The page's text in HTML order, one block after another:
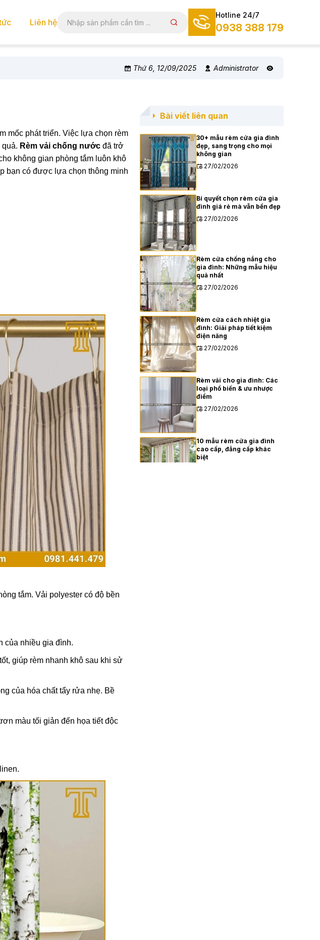
Liên hệ
Hotline 24/7
0938 388 179
Thứ 6, 12/09/2025 Administrator
mốc phát triển. Việc lựa chọn rèm
Rèm vải chống nước đã trở
không gian phòng tắm luôn khô
bạn có được lựa chọn thông minh
tắm. Vải polyester có độ bền
của nhiều gia đình.
giúp rèm nhanh khô sau khi sử
của hóa chất tẩy rửa nhẹ. Bề
màu tối giản đến họa tiết độc
Bài viết liên quan
30+ mẫu rèm cửa gia đình
đẹp, sang trọng cho mọi
không gian
27/02/2026
Bí quyết chọn rèm cửa gia
đình giá rẻ mà vẫn bền đẹp
27/02/2026
Rèm cửa chống nắng cho
gia đình: Những mẫu hiệu
quả nhất
27/02/2026
Rèm cửa cách nhiệt gia
đình: Giải pháp tiết kiệm
điện năng
27/02/2026
Rèm vải cho gia đình: Các
loại phổ biến & ưu nhược
điểm
27/02/2026
10 mẫu rèm cửa gia đình
cao cấp, đẳng cấp khác
biệt